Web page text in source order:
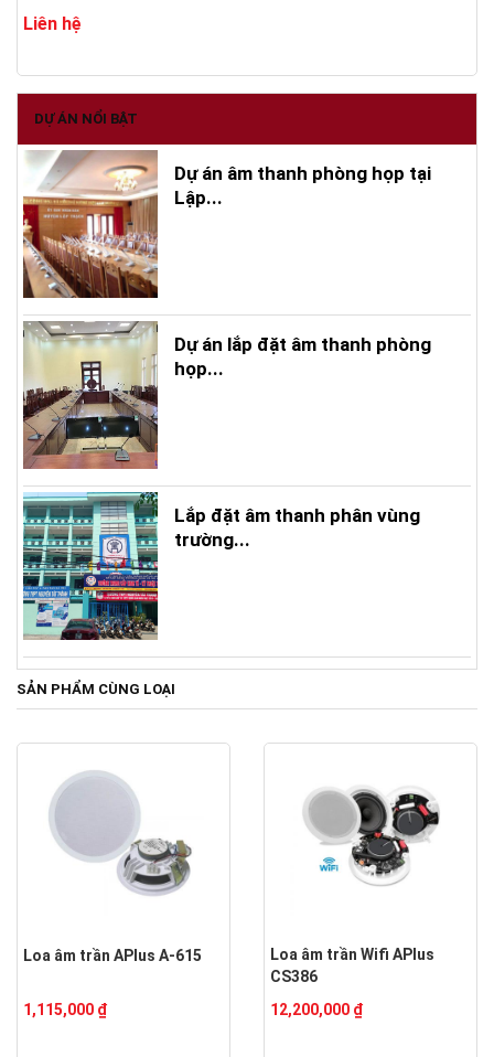
Liên hệ
DỰ ÁN NỔI BẬT
Dự án âm thanh phòng họp tại
Lập...
Dự án lắp đặt âm thanh phòng
họp...
Lắp đặt âm thanh phân vùng
trường...
SẢN PHẨM CÙNG LOẠI
Loa âm trần APlus A-615
1,115,000 ₫
Loa âm trần Wifi APlus
CS386
12,200,000 ₫